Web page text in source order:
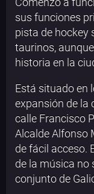
sus funciones
pista de hockey
taurinos,
historia en la
Está situado en
expansión de la
calle Francisco
Alcalde Alfonso
de fácil acceso.
de la música no
conjunto de